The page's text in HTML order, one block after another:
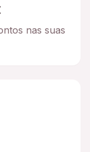
nas suas